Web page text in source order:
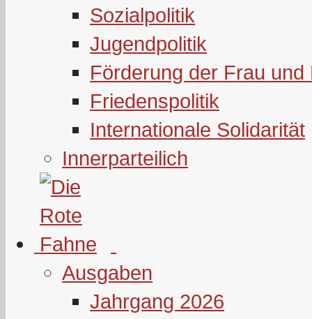
Sozialpolitik
Jugendpolitik
Förderung der Frau und
Friedenspolitik
Internationale Solidarität
Innerparteilich
Ausgaben
Jahrgang 2026